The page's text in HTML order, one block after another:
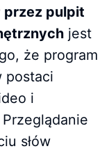
przez pulpit
jest
że program
postaci
i
słów